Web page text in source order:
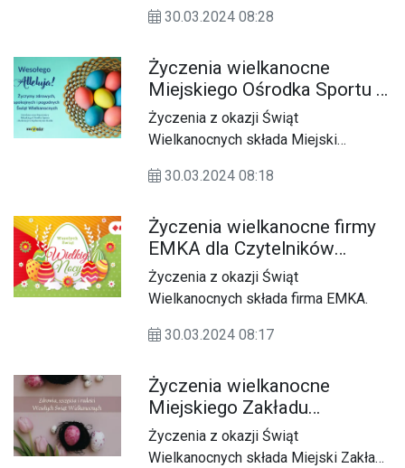
30.03.2024 08:28
Życzenia wielkanocne
Miejskiego Ośrodka Sportu i
Rekreacji dla Czytelników
KK24.pl
Życzenia z okazji Świąt
Wielkanocnych składa Miejski
Kędzierzynie-Koźlu.
30.03.2024 08:18
Życzenia wielkanocne firmy
EMKA dla Czytelników
KK24.pl
Życzenia z okazji Świąt
Wielkanocnych składa firma EMKA.
30.03.2024 08:17
Życzenia wielkanocne
Miejskiego Zakładu
Komunikacyjnego dla
Czytelników KK24.pl
Życzenia z okazji Świąt
Wielkanocnych składa Miejski Zakład